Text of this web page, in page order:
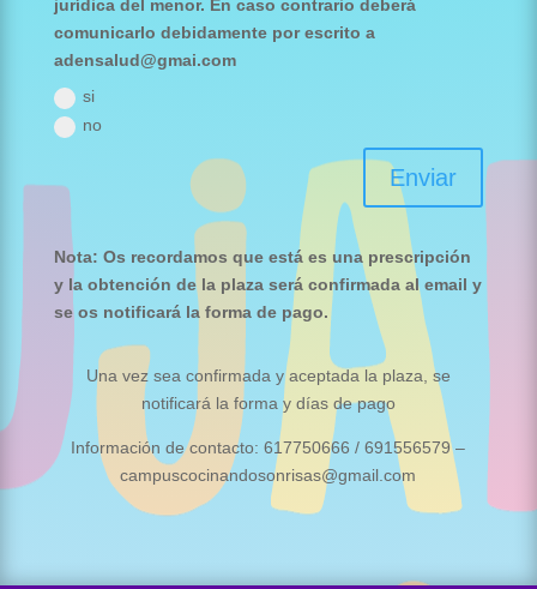
jurídica del menor. En caso contrario deberá
comunicarlo debidamente por escrito a
adensalud@gmai.com
si
no
Enviar
Nota: Os recordamos que está es una prescripción
y la obtención de la plaza será confirmada al email y
se os notificará la forma de pago.
Una vez sea confirmada y aceptada la plaza, se
notificará la forma y días de pago
Información de contacto: 617750666 / 691556579 –
campuscocinandosonrisas@gmail.com